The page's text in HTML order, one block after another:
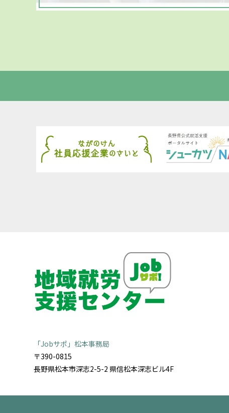
「Jobサポ」松本事務局
〒390-0815
長野県松本市深志2-5-2 県信松本深志ビル4F